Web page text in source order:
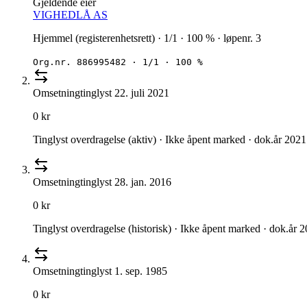
Gjeldende eier
VIGHEDLÅ AS
Hjemmel (registerenhetsrett) · 1/1 · 100 % · løpenr. 3
Org.nr. 886995482 · 1/1 · 100 %
Omsetningtinglyst 22. juli 2021
0 kr
Tinglyst overdragelse (aktiv) · Ikke åpent marked · dok.år 2021
Omsetningtinglyst 28. jan. 2016
0 kr
Tinglyst overdragelse (historisk) · Ikke åpent marked · dok.år
Omsetningtinglyst 1. sep. 1985
0 kr